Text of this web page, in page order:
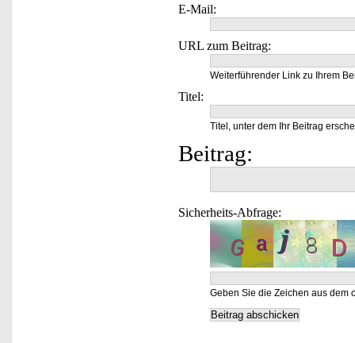
E-Mail:
URL zum Beitrag:
Weiterführender Link zu Ihrem
Titel:
Titel, unter dem Ihr Beitrag
Beitrag:
Sicherheits-Abfrage:
Geben Sie die Zeichen aus dem